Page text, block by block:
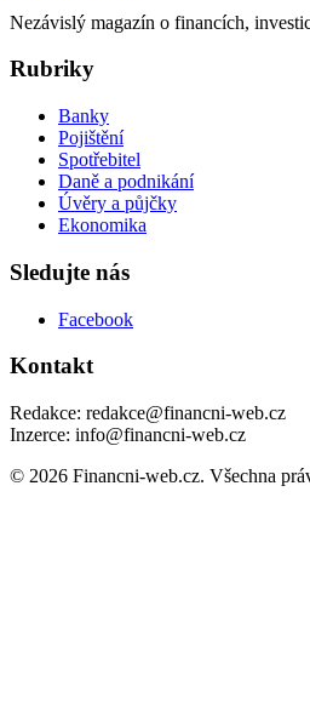
Nezávislý magazín o financích,
Rubriky
Banky
Pojištění
Spotřebitel
Daně a podnikání
Úvěry a půjčky
Ekonomika
Sledujte nás
Facebook
Kontakt
Redakce: redakce@financni-web.cz
Inzerce: info@financni-web.cz
© 2026 Financni-web.cz. Všechna